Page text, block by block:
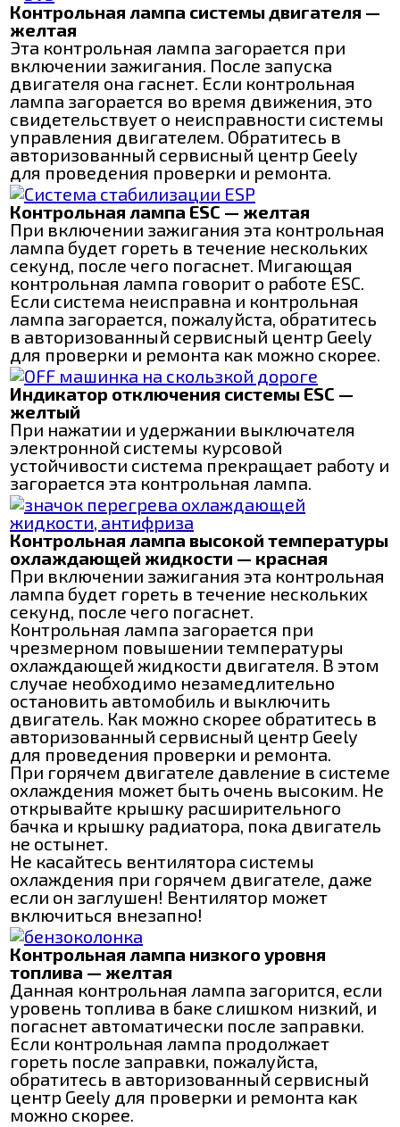
Контрольная лампа системы двигателя —
желтая
Эта контрольная лампа загорается при
включении зажигания. После запуска
двигателя она гаснет. Если контрольная
лампа загорается во время движения, это
свидетельствует о неисправности системы
управления двигателем. Обратитесь в
авторизованный сервисный центр Geely
для проведения проверки и ремонта.
Контрольная лампа ESC — желтая
При включении зажигания эта контрольная
лампа будет гореть в течение нескольких
секунд, после чего погаснет. Мигающая
контрольная лампа говорит о работе ESC.
Если система неисправна и контрольная
лампа загорается, пожалуйста, обратитесь
в авторизованный сервисный центр Geely
для проверки и ремонта как можно скорее.
Индикатор отключения системы ESC —
желтый
При нажатии и удержании выключателя
электронной системы курсовой
устойчивости система прекращает работу и
загорается эта контрольная лампа.
Контрольная лампа высокой температуры
охлаждающей жидкости — красная
При включении зажигания эта контрольная
лампа будет гореть в течение нескольких
секунд, после чего погаснет.
Контрольная лампа загорается при
чрезмерном повышении температуры
охлаждающей жидкости двигателя. В этом
случае необходимо незамедлительно
остановить автомобиль и выключить
двигатель. Как можно скорее обратитесь в
авторизованный сервисный центр Geely
для проведения проверки и ремонта.
При горячем двигателе давление в системе
охлаждения может быть очень высоким. Не
открывайте крышку расширительного
бачка и крышку радиатора, пока двигатель
не остынет.
Не касайтесь вентилятора системы
охлаждения при горячем двигателе, даже
если он заглушен! Вентилятор может
включиться внезапно!
Контрольная лампа низкого уровня
топлива — желтая
Данная контрольная лампа загорится, если
уровень топлива в баке слишком низкий, и
погаснет автоматически после заправки.
Если контрольная лампа продолжает
гореть после заправки, пожалуйста,
обратитесь в авторизованный сервисный
центр Geely для проверки и ремонта как
можно скорее.